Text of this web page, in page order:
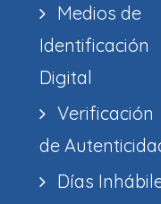
Medios de
Identificación
Digital
Verificación
de
Días